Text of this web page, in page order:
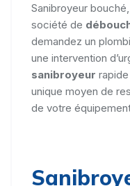
Sanibroyeur
société de
demandez un
une intervention
sanibroyeur
unique moyen de
de votre